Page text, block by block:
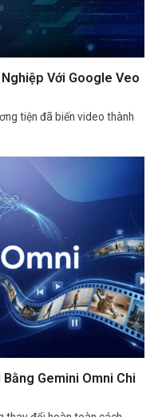
Với Google Veo
tiện đã biến video thành
Gemini Omni Chi